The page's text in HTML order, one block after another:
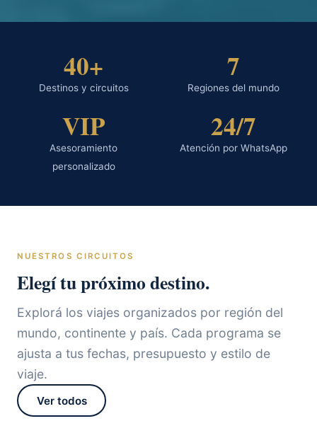
40+
Destinos y circuitos
7
Regiones del mundo
VIP
Asesoramiento
personalizado
24/7
Atención por WhatsApp
NUESTROS CIRCUITOS
Elegí tu próximo destino.
Explorá los viajes organizados por región del
mundo, continente y país. Cada programa se
ajusta a tus fechas, presupuesto y estilo de
viaje.
Ver todos